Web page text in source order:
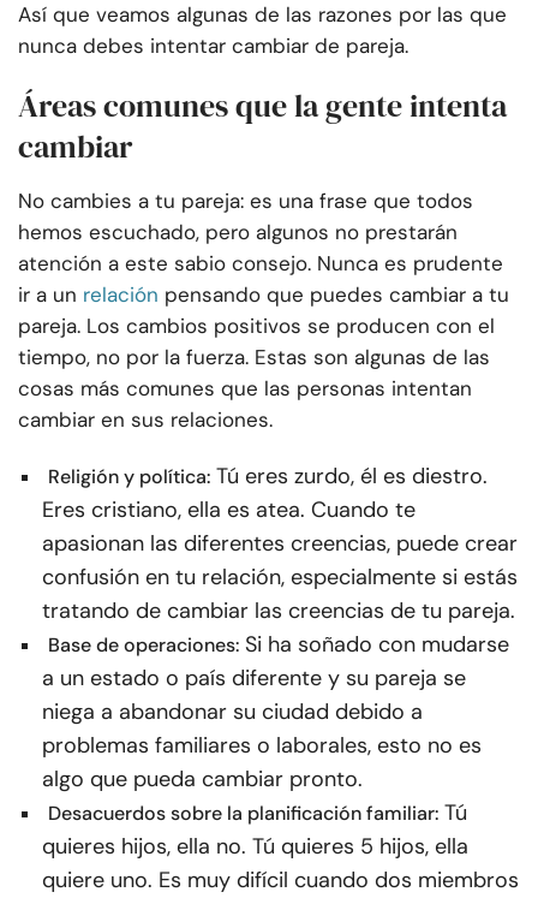
Así que veamos algunas de las razones por las que
nunca debes intentar cambiar de pareja.
Áreas comunes que la gente intenta
cambiar
No cambies a tu pareja: es una frase que todos
hemos escuchado, pero algunos no prestarán
atención a este sabio consejo. Nunca es prudente
ir a un relación pensando que puedes cambiar a tu
pareja. Los cambios positivos se producen con el
tiempo, no por la fuerza. Estas son algunas de las
cosas más comunes que las personas intentan
cambiar en sus relaciones.
Religión y política: Tú eres zurdo, él es diestro.
Eres cristiano, ella es atea. Cuando te
apasionan las diferentes creencias, puede crear
confusión en tu relación, especialmente si estás
tratando de cambiar las creencias de tu pareja.
Base de operaciones: Si ha soñado con mudarse
a un estado o país diferente y su pareja se
niega a abandonar su ciudad debido a
problemas familiares o laborales, esto no es
algo que pueda cambiar pronto.
Desacuerdos sobre la planificación familiar: Tú
quieres hijos, ella no. Tú quieres 5 hijos, ella
quiere uno. Es muy difícil cuando dos miembros